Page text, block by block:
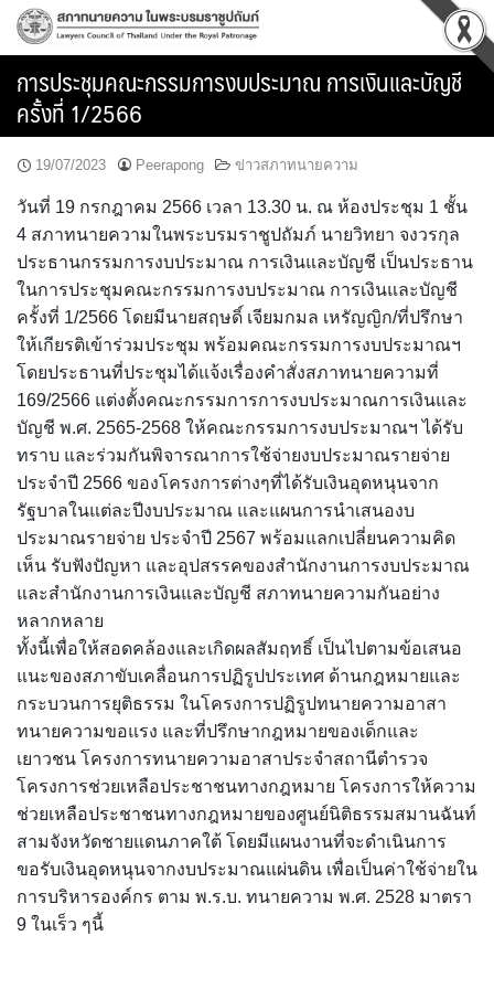
Skip
การประชุมคณะกรรมการงบประมาณ การเงินและบัญชี
ครั้งที่ 1/2566
19/07/2023 Peerapong ข่าวสภาทนายความ
วันที่ 19 กรกฎาคม 2566 เวลา 13.30 น. ณ ห้องประชุม 1 ชั้น
4 สภาทนายความในพระบรมราชูปถัมภ์ นายวิทยา จงวรกุล
ประธานกรรมการงบประมาณ การเงินและบัญชี เป็นประธาน
ในการประชุมคณะกรรมการงบประมาณ การเงินและบัญชี
ครั้งที่ 1/2566 โดยมีนายสฤษดิ์ เจียมกมล เหรัญญิก/ที่ปรึกษา
ให้เกียรติเข้าร่วมประชุม พร้อมคณะกรรมการงบประมาณฯ
โดยประธานที่ประชุมได้แจ้งเรื่องคำสั่งสภาทนายความที่
169/2566 แต่งตั้งคณะกรรมการการงบประมาณการเงินและ
บัญชี พ.ศ. 2565-2568 ให้คณะกรรมการงบประมาณฯ ได้รับ
ทราบ และร่วมกันพิจารณาการใช้จ่ายงบประมาณรายจ่าย
ประจำปี 2566 ของโครงการต่างๆที่ได้รับเงินอุดหนุนจาก
รัฐบาลในแต่ละปีงบประมาณ และแผนการนำเสนองบ
ประมาณรายจ่าย ประจำปี 2567 พร้อมแลกเปลี่ยนความคิด
เห็น รับฟังปัญหา และอุปสรรคของสำนักงานการงบประมาณ
และสำนักงานการเงินและบัญชี สภาทนายความกันอย่าง
หลากหลาย
ทั้งนี้เพื่อให้สอดคล้องและเกิดผลสัมฤทธิ์ เป็นไปตามข้อเสนอ
แนะของสภาขับเคลื่อนการปฏิรูปประเทศ ด้านกฎหมายและ
กระบวนการยุติธรรม ในโครงการปฏิรูปทนายความอาสา
ทนายความขอแรง และที่ปรึกษากฎหมายของเด็กและ
เยาวชน โครงการทนายความอาสาประจำสถานีตำรวจ
โครงการช่วยเหลือประชาชนทางกฎหมาย โครงการให้ความ
ช่วยเหลือประชาชนทางกฎหมายของศูนย์นิติธรรมสมานฉันท์
สามจังหวัดชายแดนภาคใต้ โดยมีแผนงานที่จะดำเนินการ
ขอรับเงินอุดหนุนจากงบประมาณแผ่นดิน เพื่อเป็นค่าใช้จ่ายใน
การบริหารองค์กร ตาม พ.ร.บ. ทนายความ พ.ศ. 2528 มาตรา
9 ในเร็ว ๆนี้